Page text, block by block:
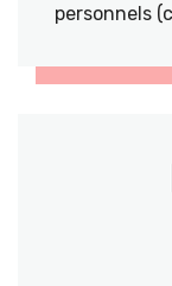
personnels